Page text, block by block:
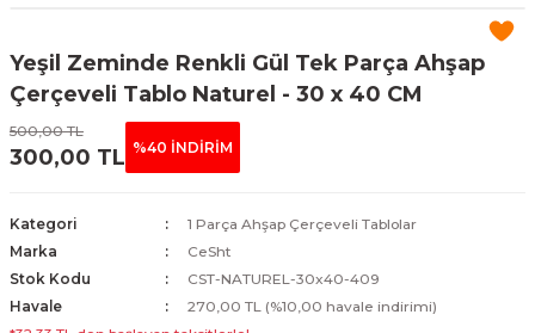
Tablolar
Yeşil Zeminde Renkli Gül Tek Parça Ahşap
Çerçeveli Tablo Naturel - 30 x 40 CM
500,00 TL
300,00 TL %40 İNDİRİM
Kategori
1 Parça Ahşap Çerçeveli Tablolar
Marka
CeSht
Stok Kodu
CST-NATUREL-30x40-409
Havale
270,00 TL (%10,00 havale indirimi)